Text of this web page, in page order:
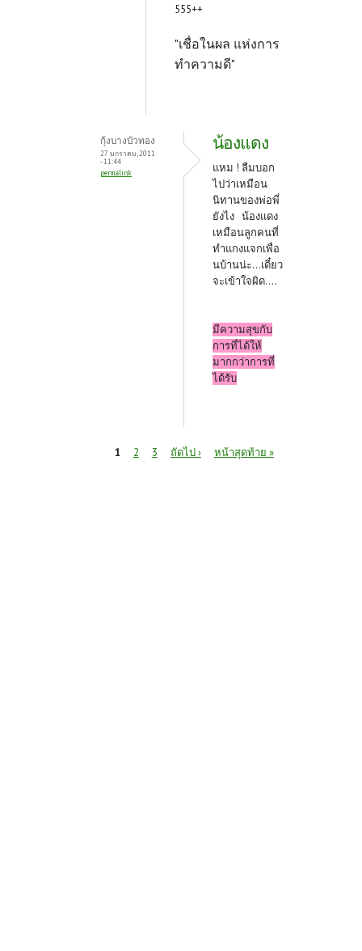
555++
"เชื่อในผล แห่งการ
ทำความดี"
กุ้งบางบัวทอง
27 มกราคม, 2011
- 11:44
permalink
น้องแดง
แหม ! ลืมบอก
ไปว่าเหมือน
นิทานของพ่อพี่
ยังไง น้องแดง
เหมือนลูกคนที่
ทำแกงแจกเพื่อ
นบ้านน่ะ...เดี๋ยว
จะเข้าใจผิด....
มีความสุขกับ
การที่ได้ให้
มากกว่าการที่
ได้รับ
1 2 3 ถัดไป › หน้าสุดท้าย »